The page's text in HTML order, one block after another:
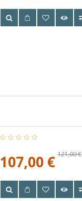
121,00 €
107,00 €